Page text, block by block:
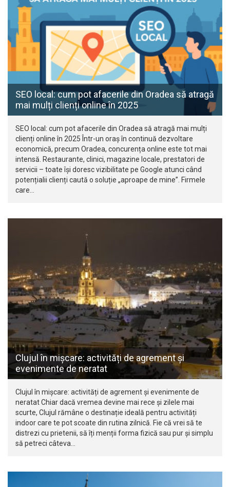
SEO local: cum pot afacerile din Oradea să atragă
mai mulți clienți online în 2025
SEO local: cum pot afacerile din Oradea să atragă mai mulți
clienți online în 2025 Într-un oraș în continuă dezvoltare
economică, precum Oradea, concurența online este tot mai
intensă. Restaurante, clinici, magazine locale, prestatori de
servicii – toate își doresc vizibilitate pe Google atunci când
potențialii clienți caută o soluție „aproape de mine”. Firmele
care…
Clujul în mișcare: activități de agrement și
evenimente de neratat
Clujul în mișcare: activități de agrement și evenimente de
neratat Chiar dacă vremea devine mai rece și zilele mai
scurte, Clujul rămâne o destinație ideală pentru activități
indoor care te pot scoate din rutina zilnică. Fie că vrei să te
distrezi cu prietenii, să îți menții forma fizică sau pur și simplu
să petreci câteva…